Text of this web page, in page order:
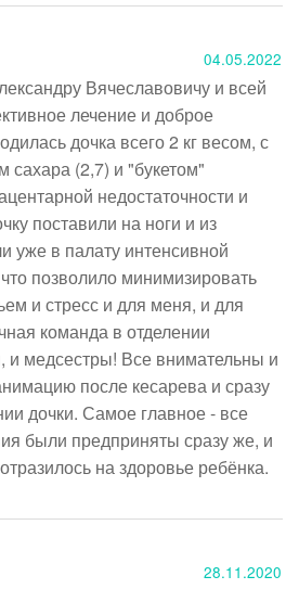
04.05.2022
Вячеславовичу и всей
лечение и доброе
дочка всего 2 кг весом, с
(2,7) и "букетом"
недостаточности и
поставили на ноги и из
уже в палату интенсивной
позволило минимизировать
и стресс и для меня, и для
команда в отделении
и медсестры! Все внимательны и
после кесарева и сразу
дочки. Самое главное - все
были предприняты сразу же, и
на здоровье ребёнка.
28.11.2020